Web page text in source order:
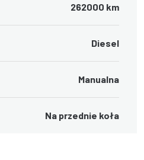
262000 km
Diesel
Manualna
Na przednie koła